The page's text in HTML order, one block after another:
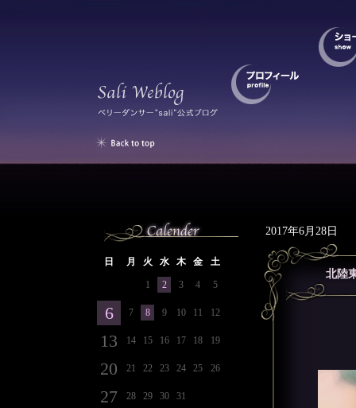
日 月 火 水 木 金 土
1 2 3 4 5
6 7 8 9 10 11 12
13 14 15 16 17 18 19
20 21 22 23 24 25 26
27 28 29 30 31
2017年6月28日
北陸